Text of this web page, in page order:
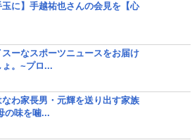
玉に】手越祐也さんの会見を【心
ーなスポーツニュースをお届け
ょ。~プロ...
なわ家長男・元輝を送り出す家族
の味を噛...